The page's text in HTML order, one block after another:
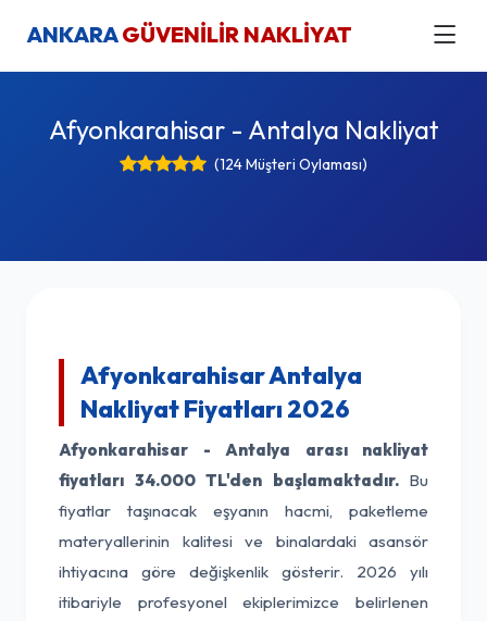
ANKARAGÜVENİLİR NAKLİYAT
Afyonkarahisar - Antalya Nakliyat
(124 Müşteri Oylaması)
Afyonkarahisar Antalya
Nakliyat Fiyatları 2026
Afyonkarahisar - Antalya arası nakliyat
fiyatları 34.000 TL'den başlamaktadır.Bu
fiyatlar taşınacak eşyanın hacmi, paketleme
materyallerinin kalitesi ve binalardaki asansör
ihtiyacına göre değişkenlik gösterir. 2026 yılı
itibariyle profesyonel ekiplerimizce belirlenen